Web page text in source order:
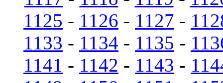
1125 - 1126 - 1127 -
1133 - 1134 - 1135 -
1141 - 1142 - 1143 -